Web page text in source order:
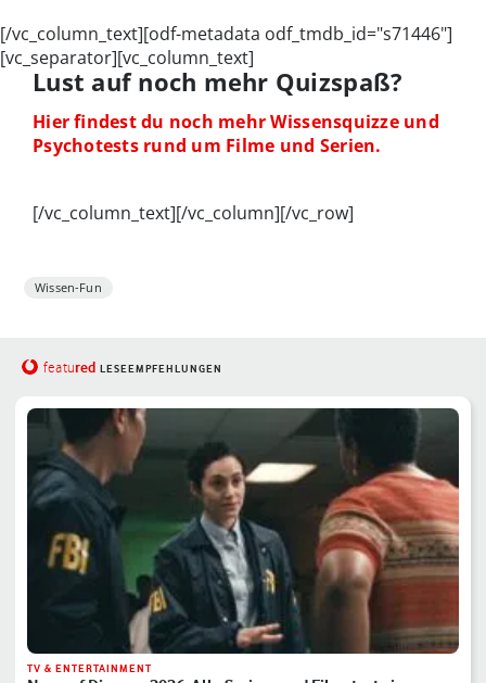
[/vc_column_text][odf-metadata odf_tmdb_id="s71446"]
[vc_separator][vc_column_text]
Lust auf noch mehr Quizspaß?
Hier findest du noch mehr Wissensquizze und
Psychotests rund um Filme und Serien.
[/vc_column_text][/vc_column][/vc_row]
Wissen-Fun
featured LESEEMPFEHLUNGEN
TV & ENTERTAINMENT